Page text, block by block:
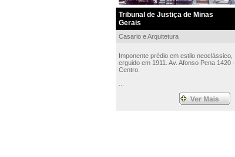
Tribunal de Justiça de Minas
Gerais
Casario e Arquitetura
Imponente prédio em estilo neoclássico,
erguido em 1911. Av. Afonso Pena 1420 -
Centro.